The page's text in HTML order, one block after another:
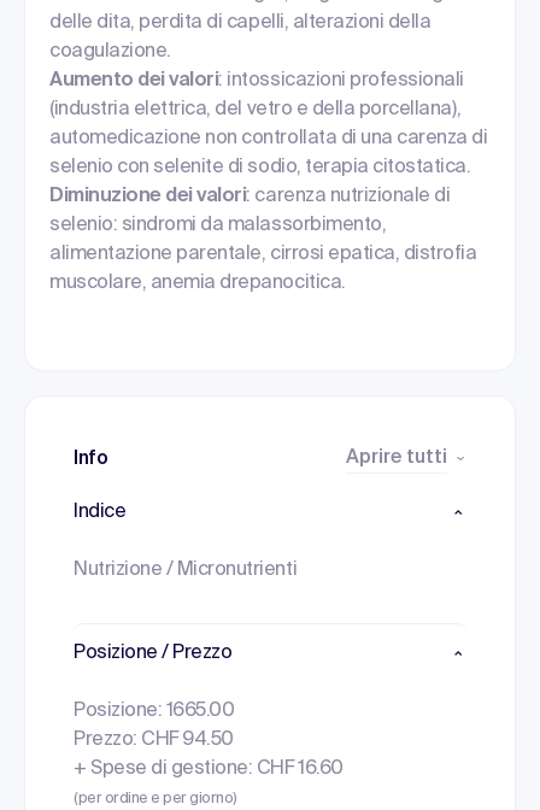
delle dita, perdita di capelli, alterazioni della
coagulazione.
Aumento dei valori: intossicazioni professionali
(industria elettrica, del vetro e della porcellana),
automedicazione non controllata di una carenza di
selenio con selenite di sodio, terapia citostatica.
Diminuzione dei valori: carenza nutrizionale di
selenio: sindromi da malassorbimento,
alimentazione parentale, cirrosi epatica, distrofia
muscolare, anemia drepanocitica.
Info Aprire tutti
Indice
Nutrizione / Micronutrienti
Posizione / Prezzo
Posizione: 1665.00
Prezzo: CHF 94.50
+ Spese di gestione: CHF 16.60
(per ordine e per giorno)